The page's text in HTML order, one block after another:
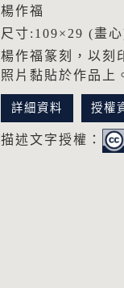
楊作福
尺寸:109×29 (畫
楊作福篆刻，以刻
照片黏貼於作品上
詳細資料 授權
描述文字授權：